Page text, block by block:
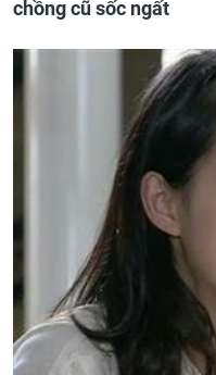
chồng cũ sốc ngất